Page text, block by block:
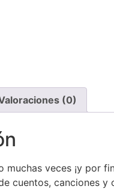
(0)
muchas veces ¡y por
cuentos, canciones y